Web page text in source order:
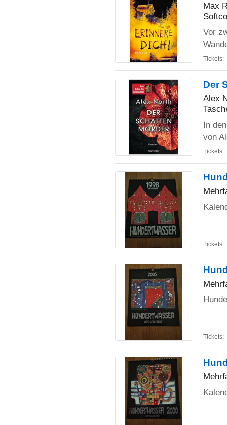
Max
Vor
Tickets:
Der
Alex
In
von
Tickets:
Tickets:
Tickets: